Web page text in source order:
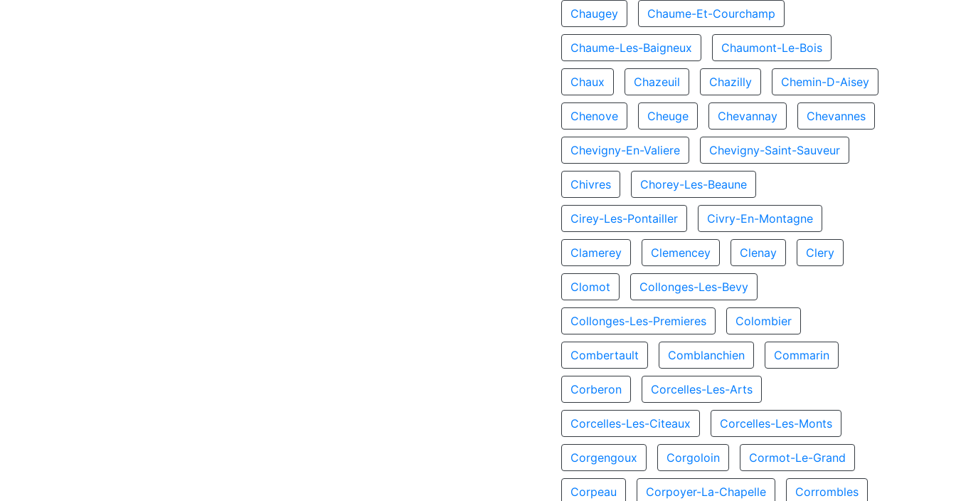
Chaugey Chaume-Et-Courchamp
Chaume-Les-Baigneux Chaumont-Le-Bois
Chaux Chazeuil Chazilly Chemin-D-Aisey
Chenove Cheuge Chevannay Chevannes
Chevigny-En-Valiere Chevigny-Saint-Sauveur
Chivres Chorey-Les-Beaune
Cirey-Les-Pontailler Civry-En-Montagne
Clamerey Clemencey Clenay Clery
Clomot Collonges-Les-Bevy
Collonges-Les-Premieres Colombier
Combertault Comblanchien Commarin
Corberon Corcelles-Les-Arts
Corcelles-Les-Citeaux Corcelles-Les-Monts
Corgengoux Corgoloin Cormot-Le-Grand
Corpeau Corpoyer-La-Chapelle Corrombles